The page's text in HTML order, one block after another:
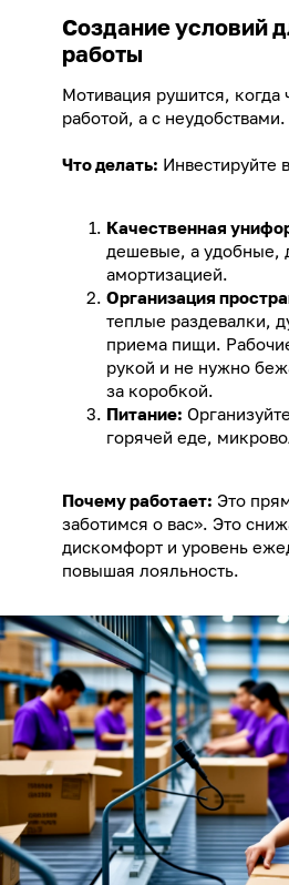
Создание условий
работы
Мотивация рушится, когда
работой, а с неудобствами.
Что делать: Инвестируйте
Качественная
дешевые, а удобные,
амортизацией.
Организация
теплые раздевалки,
приема пищи.
рукой и не нужно
за коробкой.
Питание:
горячей еде,
Почему работает: Это
заботимся о вас». Это
дискомфорт и уровень
повышая лояльность.